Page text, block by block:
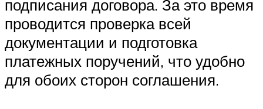
подписания договора. За это время
проводится проверка всей
документации и подготовка
платежных поручений, что удобно
для обоих сторон соглашения.